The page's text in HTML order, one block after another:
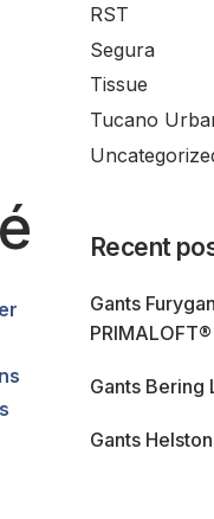
RST
Segura
Tissue
Tucano
Recent
Gants
PRIMALOFT®
Gants Bering
Gants